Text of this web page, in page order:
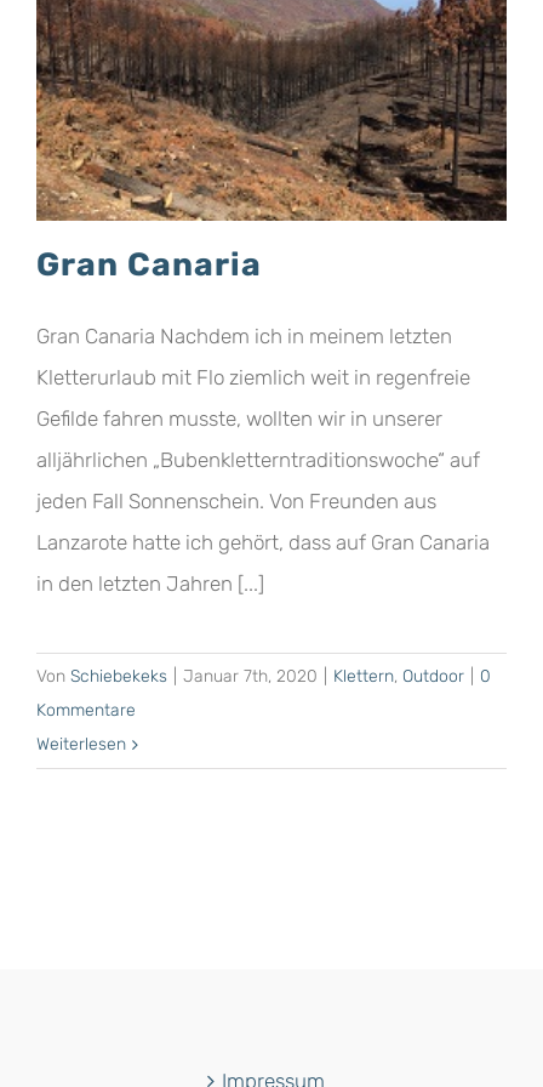
Gran Canaria
Gran Canaria Nachdem ich in meinem letzten
Kletterurlaub mit Flo ziemlich weit in regenfreie
Gefilde fahren musste, wollten wir in unserer
alljährlichen „Bubenkletterntraditionswoche“ auf
jeden Fall Sonnenschein. Von Freunden aus
Lanzarote hatte ich gehört, dass auf Gran Canaria
in den letzten Jahren [...]
Von Schiebekeks Januar 7th, 2020 Klettern, Outdoor
0
Kommentare
Weiterlesen
Impressum